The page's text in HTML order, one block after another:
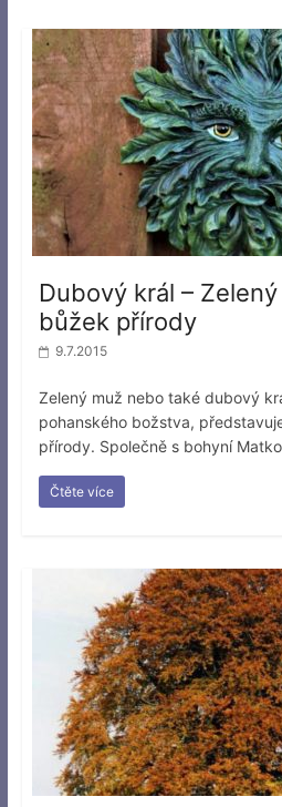
Dubový král –
bůžek přírody
9.7.2015
Zelený muž nebo také dubový
pohanského božstva,
přírody. Společně s bohyní
Čtěte více